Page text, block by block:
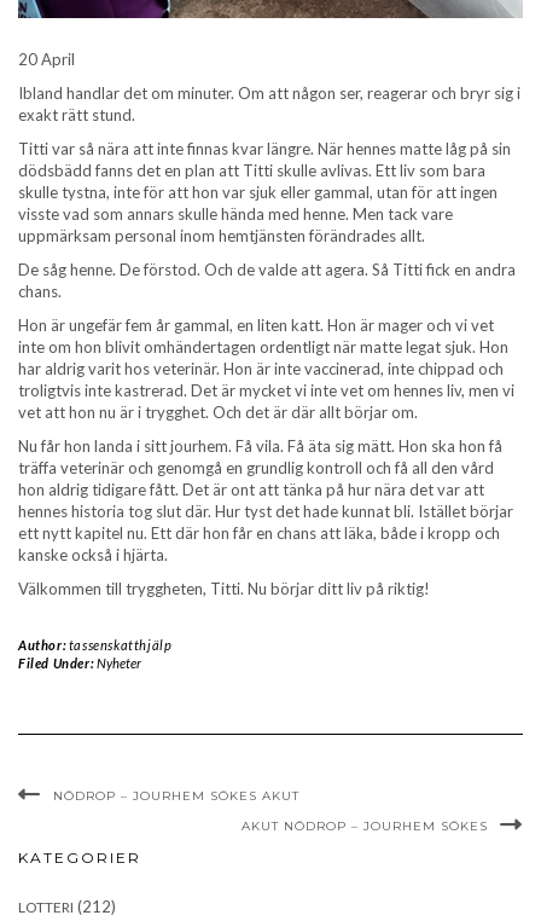
20 April
Ibland handlar det om minuter. Om att någon ser, reagerar och bryr sig i
exakt rätt stund.
Titti var så nära att inte finnas kvar längre. När hennes matte låg på sin
dödsbädd fanns det en plan att Titti skulle avlivas. Ett liv som bara
skulle tystna, inte för att hon var sjuk eller gammal, utan för att ingen
visste vad som annars skulle hända med henne. Men tack vare
uppmärksam personal inom hemtjänsten förändrades allt.
De såg henne. De förstod. Och de valde att agera. Så Titti fick en andra
chans.
Hon är ungefär fem år gammal, en liten katt. Hon är mager och vi vet
inte om hon blivit omhändertagen ordentligt när matte legat sjuk. Hon
har aldrig varit hos veterinär. Hon är inte vaccinerad, inte chippad och
troligtvis inte kastrerad. Det är mycket vi inte vet om hennes liv, men vi
vet att hon nu är i trygghet. Och det är där allt börjar om.
Nu får hon landa i sitt jourhem. Få vila. Få äta sig mätt. Hon ska hon få
träffa veterinär och genomgå en grundlig kontroll och få all den vård
hon aldrig tidigare fått. Det är ont att tänka på hur nära det var att
hennes historia tog slut där. Hur tyst det hade kunnat bli. Istället börjar
ett nytt kapitel nu. Ett där hon får en chans att läka, både i kropp och
kanske också i hjärta.
Välkommen till tryggheten, Titti. Nu börjar ditt liv på riktig!
Author:tassenskatthjälp
Filed Under:Nyheter
NÖDROP – JOURHEM SÖKES AKUT
AKUT NÖDROP – JOURHEM SÖKES
KATEGORIER
LOTTERI (212)